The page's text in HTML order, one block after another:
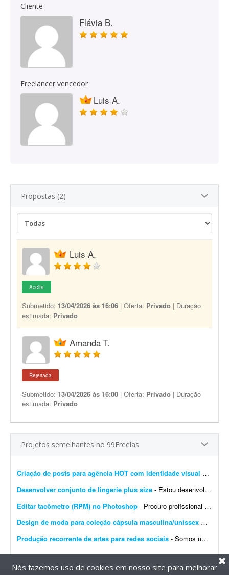
Cliente
Flávia B.
Freelancer vencedor
Luis A.
Propostas (2)
Luis A.
Aceita
Submetido: 13/04/2026 às 16:06 | Oferta: Privado | Duração
estimada: Privado
Amanda T.
Rejeitada
Submetido: 13/04/2026 às 16:00 | Oferta: Privado | Duração
estimada: Privado
Projetos semelhantes no 99Freelas
Criação de posts para agência HOT com identidade visual definida
Desenvolver conjunto de lingerie plus size - Estou desenvolvendo uma nova marca de lingerie feminina e procuro uma designer de moda para criar o primeiro modelo da coleção. O objetivo deste projeto é desenvolver 1 conjun...
Editar tacômetro (RPM) no Photoshop - Procuro profissional com experiência em Photoshop para edição de um tacômetro (RPM). Estou desenvolvendo um tacômetro (medidor de RPM) e preciso de um profissional ...
Design de moda para coleção cápsula masculina/unissex OW-47
Produção recorrente de artes para redes sociais - Somos uma agência de publicidade e buscamos um designer gráfico para uma demanda recorrente de criação de conteúdos para redes sociais. O trabalho terá dur...
Nós fazemos uso de cookies em nosso site para melhorar